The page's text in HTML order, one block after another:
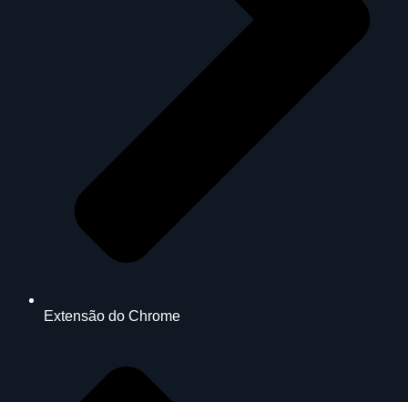
Extensão do Chrome